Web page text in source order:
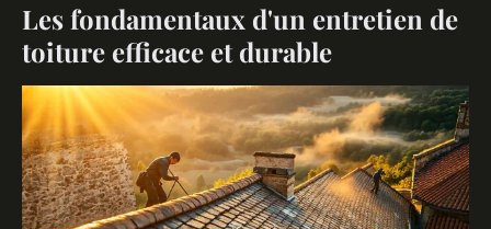
Les fondamentaux d'un entretien de
toiture efficace et durable